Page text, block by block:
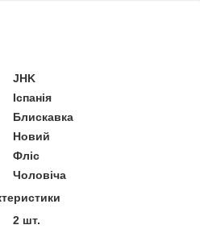
JHK
Іспанія
Блискавка
Новий
Фліс
Чоловіча
2 шт.